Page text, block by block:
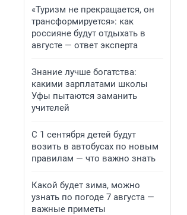
«Туризм не прекращается, он
трансформируется»: как
россияне будут отдыхать в
августе — ответ эксперта
Знание лучше богатства:
какими зарплатами школы
Уфы пытаются заманить
учителей
С 1 сентября детей будут
возить в автобусах по новым
правилам — что важно знать
Какой будет зима, можно
узнать по погоде 7 августа —
важные приметы